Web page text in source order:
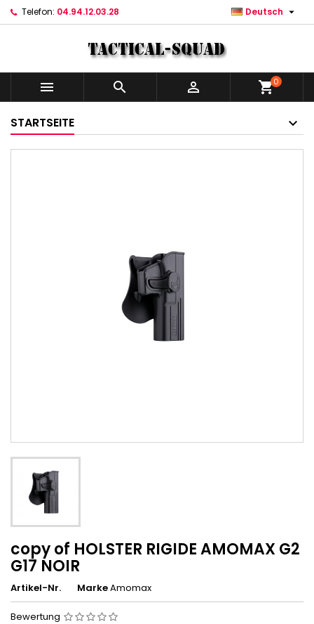
Telefon: 04.94.12.03.28 Deutsch 
   shopping_cart0
STARTSEITE
copy of HOLSTER RIGIDE AMOMAX G2
G17 NOIR
Artikel-Nr. MarkeAmomax
Bewertung